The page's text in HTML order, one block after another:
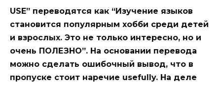
USE” переводятся как “Изучение языков
становится популярным хобби среди детей
и взрослых. Это не только интересно, но и
очень ПОЛЕЗНО”. На основании перевода
можно сделать ошибочный вывод, что в
пропуске стоит наречие usefully. На деле